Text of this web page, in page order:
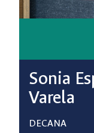
Sonia
Varela
DECANA